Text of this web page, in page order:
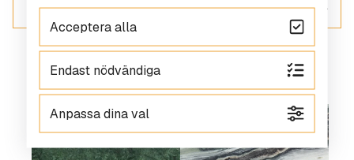
ALLT INOM GRANIT
Acceptera alla
Endast nödvändiga
Anpassa dina val